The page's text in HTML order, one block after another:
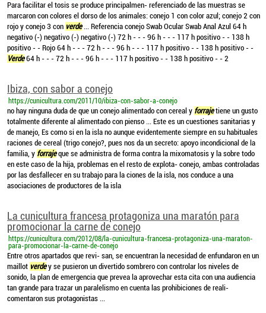
Para facilitar el tosis se produce principalmen- referenciado de las muestras se
marcaron con colores el dorso de los animales: conejo 1 con color azul; conejo 2 con
rojo y conejo 3 con verde... Referencia conejo Swab Ocular Swab Anal Azul 64 h
negativo (-) negativo (-) negativo (-) 72 h - - - 96 h - - - 117 h positivo - - 138 h
positivo - - Rojo 64 h - - - 72 h - - - 96 h - - - 117 h positivo - - 138 h positivo - -
Verde64 h - - - 72 h - - - 96 h - - - 117 h positivo - - 138 h positivo - - 2
Ibiza, con sabor a conejo
https://cunicultura.com/2011/10/ibiza-con-sabor-a-conejo
no hay ninguna duda de que un conejo alimentado con cereal y forrajetiene un gusto
totalmente diferente al alimentado con pienso ... Este es un cuestiones sanitarias y
de manejo, Es como si en la isla no aunque evidentemente siempre en su habituales
raciones de cereal (trigo conejo?, pues nos da un secreto: apoyo incondicional de la
familia, y forrajeque se administra de forma contra la mixomatosis y la sobre todo
en este caso de la hija, problemas en el resto de explota- conejo, ambas controladas
por las desfallecer en su trabajo para la ciones de la isla, nos conduce a una
asociaciones de productores de la isla
La cunicultura francesa protagoniza una maratón para
promocionar la carne de conejo
https://cunicultura.com/2012/08/la-cunicultura-francesa-protagoniza-una-maraton-
para-promocionar-la-carne-de-conejo
Entre otros apartados que revi- san, se encuentran la necesidad de enfundaron en un
maillot verdey se pusieron un divertido sombrero con controlar los niveles de
sonido, la plan de emergencia que prevea la aprovechar esta cita con una audiencia
tan grande para trazar un paralelismo en cuenta las prohibiciones de reali-
comentaron sus protagonistas ...